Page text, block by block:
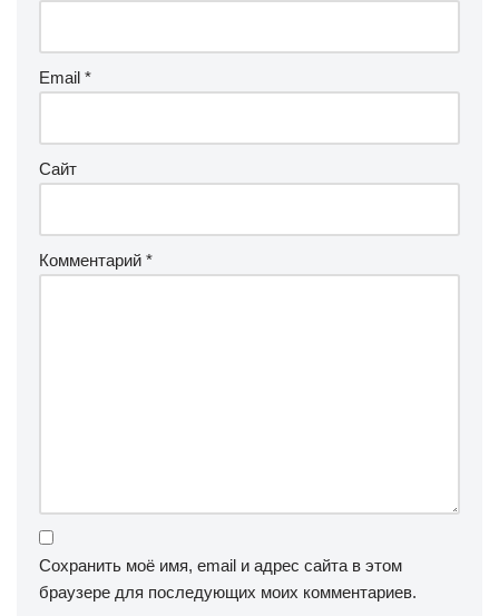
Email *
Сайт
Комментарий *
Сохранить моё имя, email и адрес сайта в этом
браузере для последующих моих комментариев.